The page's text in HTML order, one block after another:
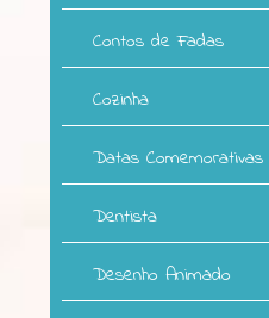
Contos de Fadas
Cozinha
Datas Comemorativas
Dentista
Desenho Animado